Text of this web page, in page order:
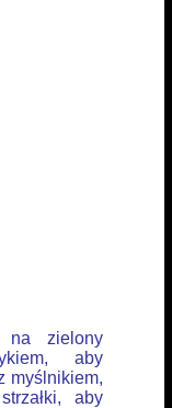
na zielony
aby
myślnikiem,
aby